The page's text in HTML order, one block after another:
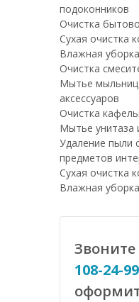
подоконников
Очистка
Сухая очистка
Влажная
Очистка
Мытье мыльниц
аксессуаров
Очистка
Мытье унитаза
Удаление пыли
предметов
Сухая очистка
Влажная
Звоните
108-24-99